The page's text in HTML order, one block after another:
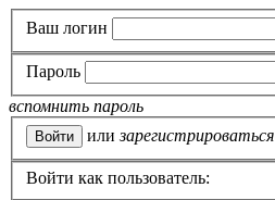
Ваш логин
Пароль
вспомнить пароль
или зарегистрироваться
Войти как пользователь: